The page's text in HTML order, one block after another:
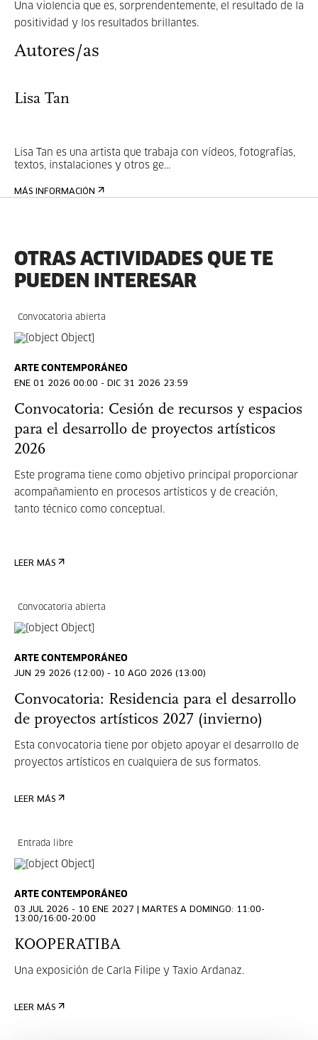
Una violencia que es, sorprendentemente, el resultado de la
positividad y los resultados brillantes.
Autores/as
Lisa Tan
Lisa Tan es una artista que trabaja con vídeos, fotografías,
textos, instalaciones y otros ge...
MÁS INFORMACIÓN
OTRAS ACTIVIDADES QUE TE
PUEDEN INTERESAR
Convocatoria abierta
ARTE CONTEMPORÁNEO
ENE 01 2026 00:00 - DIC 31 2026 23:59
Convocatoria: Cesión de recursos y espacios
para el desarrollo de proyectos artísticos
2026
Este programa tiene como objetivo principal proporcionar
acompañamiento en procesos artísticos y de creación,
tanto técnico como conceptual.
LEER MÁS
Convocatoria abierta
ARTE CONTEMPORÁNEO
JUN 29 2026 (12:00) - 10 AGO 2026 (13:00)
Convocatoria: Residencia para el desarrollo
de proyectos artísticos 2027 (invierno)
Esta convocatoria tiene por objeto apoyar el desarrollo de
proyectos artísticos en cualquiera de sus formatos.
LEER MÁS
Entrada libre
ARTE CONTEMPORÁNEO
03 JUL 2026 - 10 ENE 2027 | MARTES A DOMINGO: 11:00-
13:00/16:00-20:00
KOOPERATIBA
Una exposición de Carla Filipe y Taxio Ardanaz.
LEER MÁS